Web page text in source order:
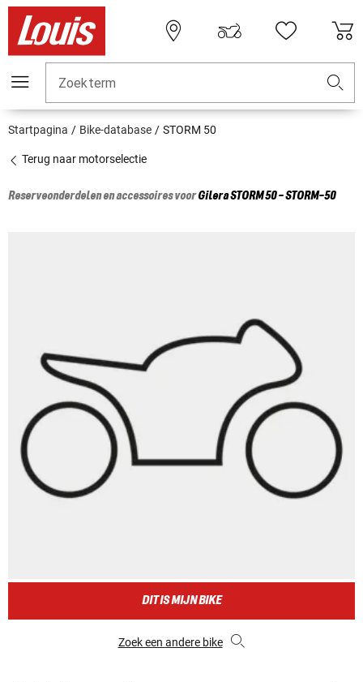
Zoekterm
Startpagina Bike-database STORM 50
Terug naar motorselectie
Reserveonderdelen en accessoires voorGileraSTORM 50 - STORM-50
DIT IS MIJN BIKE
Zoek een andere bike